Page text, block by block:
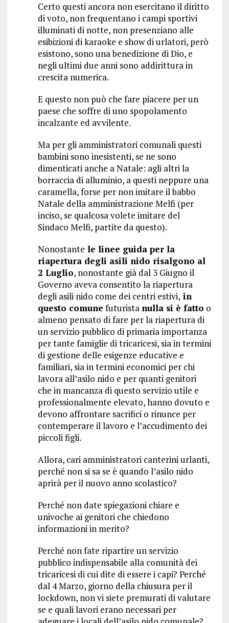
Certo questi ancora non esercitano il diritto
di voto, non frequentano i campi sportivi
illuminati di notte, non presenziano alle
esibizioni di karaoke e show di urlatori, però
esistono, sono una benedizione di Dio, e
negli ultimi due anni sono addirittura in
crescita numerica.
E questo non può che fare piacere per un
paese che soffre di uno spopolamento
incalzante ed avvilente.
Ma per gli amministratori comunali questi
bambini sono inesistenti, se ne sono
dimenticati anche a Natale: agli altri la
borraccia di alluminio, a questi neppure una
caramella, forse per non imitare il babbo
Natale della amministrazione Melfi (per
inciso, se qualcosa volete imitare del
Sindaco Melfi, partite da questo).
Nonostante le linee guida per la
riapertura degli asili nido risalgono al
2 Luglio, nonostante già dal 3 Giugno il
Governo aveva consentito la riapertura
degli asili nido come dei centri estivi, in
questo comune futurista nulla si è fatto o
almeno pensato di fare per la riapertura di
un servizio pubblico di primaria importanza
per tante famiglie di tricaricesi, sia in termini
di gestione delle esigenze educative e
familiari, sia in termini economici per chi
lavora all’asilo nido e per quanti genitori
che in mancanza di questo servizio utile e
professionalmente elevato, hanno dovuto e
devono affrontare sacrifici o rinunce per
contemperare il lavoro e l’accudimento dei
piccoli figli.
Allora, cari amministratori canterini urlanti,
perché non si sa se è quando l’asilo nido
aprirà per il nuovo anno scolastico?
Perché non date spiegazioni chiare e
univoche ai genitori che chiedono
informazioni in merito?
Perché non fate ripartire un servizio
pubblico indispensabile alla comunità dei
tricaricesi di cui dite di essere i capi? Perché
dal 4 Marzo, giorno della chiusura per il
lockdown, non vi siete premurati di valutare
se e quali lavori erano necessari per